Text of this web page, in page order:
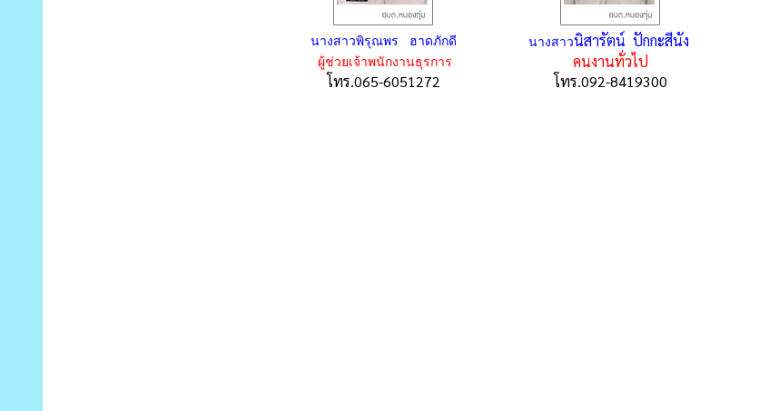
นางสาวพิรุณพร ฮาดภักดี นางสาวนิสารัตน์ ปักกะสีนัง
ผู้ช่วยเจ้าพนักงานธุรการ
คนงานทั่วไป
โทร.065-6051272
โทร.092-8419300